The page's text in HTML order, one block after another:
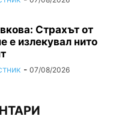
Страхът от
е излекувал нито
- 07/08/2026